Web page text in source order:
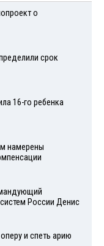
о
срок
16-го ребенка
намерены
России Денис
и спеть арию